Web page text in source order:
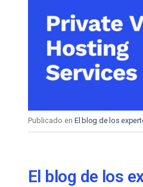
Publicado en El blog de los
El blog de los